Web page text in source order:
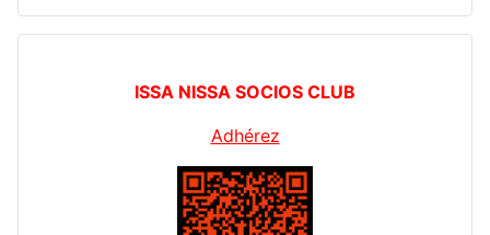
ISSA NISSA SOCIOS CLUB
Adhérez